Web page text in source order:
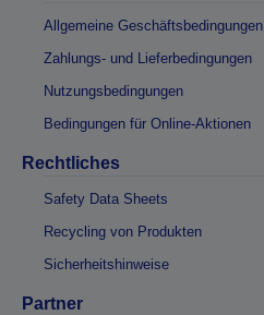
Allgemeine Geschäftsbedingungen
Zahlungs- und Lieferbedingungen
Nutzungsbedingungen
Bedingungen für Online-Aktionen
Rechtliches
Safety Data Sheets
Recycling von Produkten
Sicherheitshinweise
Partner